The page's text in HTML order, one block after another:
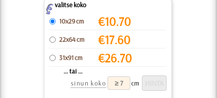
Zvalitse koko
10x29 cm
€10.70
22x64 cm €17.60
31x91 cm €26.70
... tai ...
sinun koko
cm